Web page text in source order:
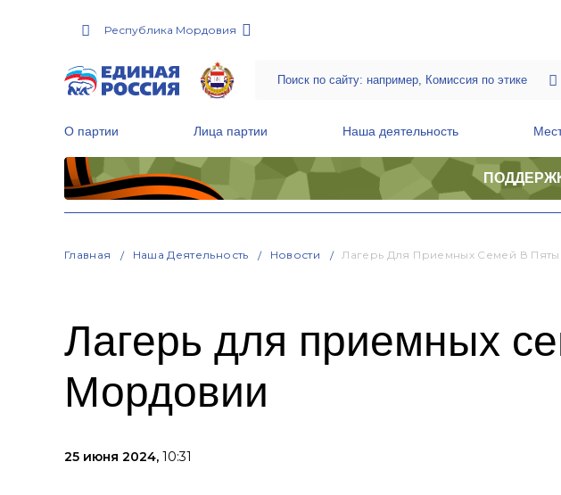
Республика Мордовия
О партии Лица партии Наша деятельность
Главная Наша Деятельность Новости Лагерь Для Приемных Семей В
Лагерь для приемных
Мордовии
25 июня 2024, 10:31